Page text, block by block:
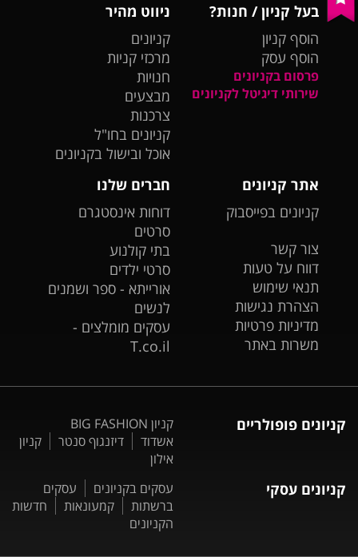
בעל קניון / חנות?
הוסף קניון
הוסף עסק
פרסום בקניונים
שירותי דיגיטל לקניונים
ניווט מהיר
קניונים
מרכזי קניות
חנויות
מבצעים
צרכנות
קניונים בחו"ל
אוכל ובישול בקניונים
אתר קניונים
קניונים בפייסבוק
צור קשר
דווח על טעות
תנאי שימוש
הצהרת נגישות
מדיניות פרטיות
משרות באתר
חברים שלנו
דוחות אינסטגרם
סרטים
בתי קולנוע
סרטי ילדים
אורייתא - ספר ושמנים
לנשים
עסקים מומלצים -
T.co.il
קניונים פופולריים
קניון BIG FASHION
אשדוד
דיזנגוף סנטר
קניון
אילון
קניונים עסקי עסקים בקניונים
עסקים
ברשתות
קמעונאות
חדשות
הקניונים